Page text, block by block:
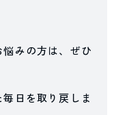
みの方は、ぜひ
日を取り戻しま